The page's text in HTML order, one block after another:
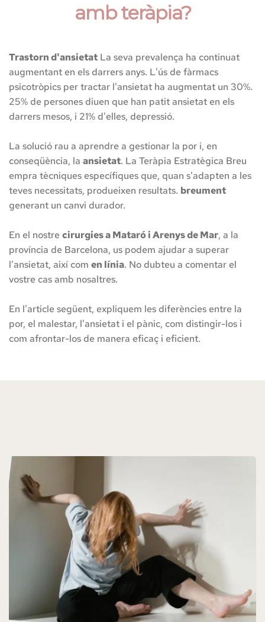
descrita com una sensació de preocupació,
símptomes físics com ara palpitacions, sudoració,
tremolors o dificultats per respirar. És una resposta
natural del cos a l'estrès o a situacions percebudes
com a amenaçants, però quan esdevé excessiva,
considerar-se un trastorn d'ansietat.
Pateixes ansietat?
La pànic és un estat d'ansietat intensa que pot
aparèixer sobtadament i causar símptomes físics i
psicològics intensos, com ara palpitacions, dificultat
per respirar, tremolors, sensació de mort imminent o
pèrdua de control.
Es pot viure sense por?
Els 3 errors més comuns a l'hora de gestionar
amb teràpia?
Trastorn d'ansietat La seva prevalença ha continuat
augmentant en els darrers anys. L'ús de fàrmacs
psicotròpics per tractar l'ansietat ha augmentat un 30%.
25% de persones diuen que han patit ansietat en els
darrers mesos, i 21% d'elles, depressió.
La solució rau a aprendre a gestionar la por i, en
conseqüència, la ansietat. La Teràpia Estratègica Breu
empra tècniques específiques que, quan s'adapten a les
teves necessitats, produeixen resultats. breument
generant un canvi durador.
En el nostre cirurgies a Mataró i Arenys de Mar, a la
província de Barcelona, us podem ajudar a superar
l'ansietat, així com en línia. No dubteu a comentar el
vostre cas amb nosaltres.
En l'article següent, expliquem les diferències entre la
por, el malestar, l'ansietat i el pànic, com distingir-los i
com afrontar-los de manera eficaç i eficient.